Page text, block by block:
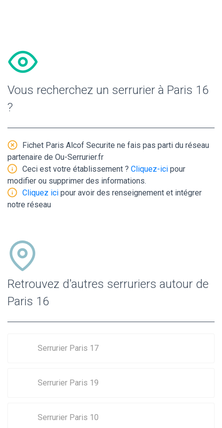
Vous recherchez un serrurier à Paris 16
?
Fichet Paris Alcof Securite ne fais pas parti du réseau
partenaire de Ou-Serrurier.fr
Ceci est votre établissement ? Cliquez-ici pour
modifier ou supprimer des informations.
Cliquez ici pour avoir des renseignement et intégrer
notre réseau
Retrouvez d'autres serruriers autour de
Paris 16
Serrurier Paris 17
Serrurier Paris 19
Serrurier Paris 10